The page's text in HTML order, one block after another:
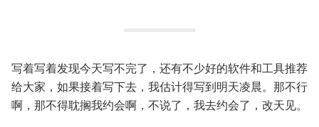
写着写着发现今天写不完了，还有不少好的软件和工具推荐
给大家，如果接着写下去，我估计得写到明天凌晨。那不行
啊，那不得耽搁我约会啊，不说了，我去约会了，改天见。